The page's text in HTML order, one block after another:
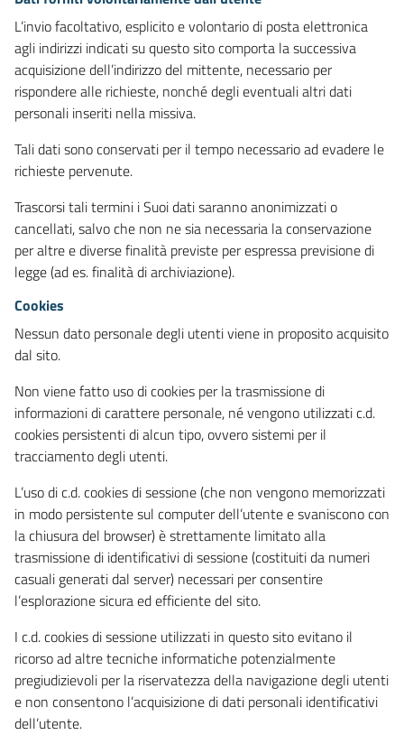
L’invio facoltativo, esplicito e volontario di posta elettronica
agli indirizzi indicati su questo sito comporta la successiva
acquisizione dell’indirizzo del mittente, necessario per
rispondere alle richieste, nonché degli eventuali altri dati
personali inseriti nella missiva.
Tali dati sono conservati per il tempo necessario ad evadere le
richieste pervenute.
Trascorsi tali termini i Suoi dati saranno anonimizzati o
cancellati, salvo che non ne sia necessaria la conservazione
per altre e diverse finalità previste per espressa previsione di
legge (ad es. finalità di archiviazione).
Cookies
Nessun dato personale degli utenti viene in proposito acquisito
dal sito.
Non viene fatto uso di cookies per la trasmissione di
informazioni di carattere personale, né vengono utilizzati c.d.
cookies persistenti di alcun tipo, ovvero sistemi per il
tracciamento degli utenti.
L’uso di c.d. cookies di sessione (che non vengono memorizzati
in modo persistente sul computer dell’utente e svaniscono con
la chiusura del browser) è strettamente limitato alla
trasmissione di identificativi di sessione (costituiti da numeri
casuali generati dal server) necessari per consentire
l’esplorazione sicura ed efficiente del sito.
I c.d. cookies di sessione utilizzati in questo sito evitano il
ricorso ad altre tecniche informatiche potenzialmente
pregiudizievoli per la riservatezza della navigazione degli utenti
e non consentono l’acquisizione di dati personali identificativi
dell’utente.